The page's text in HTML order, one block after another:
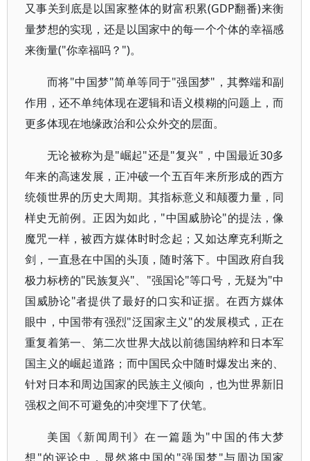
又事关到底是以国家整体的财富积累(GDP翻番)来衡
量梦想的实现，还是以国家中的每一个个体的幸福感
来衡量("你幸福吗？")。
而将"中国梦"简单等同于"强国梦"，其弊端和副
作用，还不单纯体现在逻辑和语义模糊的问题上，而
更多体现在地缘政治和公众外交的层面。
无论被称为是"崛起"还是"复兴"，中国最近30多
年来的高速发展，正冲破一个五百年来所形成的西方
统领世界的历史大周期。其指标意义和颠覆力量，同
样史无前例。正因为如此，"中国威胁论"的提法，像
魔咒一样，被西方媒体时时念起；又如达摩克利斯之
剑，一直悬在中国的头顶，随时落下。中国政府自我
极力标榜的"民族复兴"、"强国论"等口号，无疑为"中
国威胁论"者提供了最好的口实和证据。在西方媒体
眼中，中国带有强烈"泛国家主义"的发展模式，正在
重复着第一、第二次世界大战以前德国纳粹和日本军
国主义的崛起道路；而中国民众中随时爆发出来的、
针对日本和周边国家的民族主义倾向，也为世界新旧
强权之间不可避免的冲突埋下了伏笔。
美国《新闻周刊》在一篇题为"中国的伟大梦
想"的评论中，显然将中国的"强国梦"与周边国家